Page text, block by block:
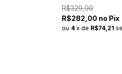
R$329,90
R$282,00 no Pix
ou 4 x de R$74,21